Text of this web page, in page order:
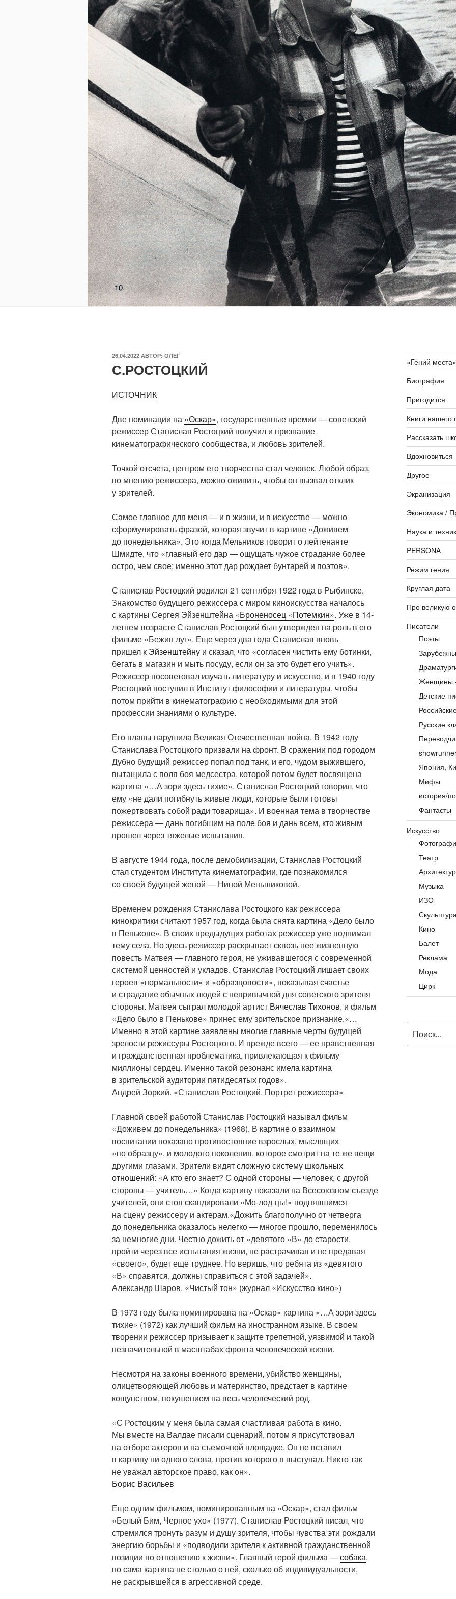
ОПУБЛИКОВАНО
26.04.2022 АВТОР: ОЛЕГ
С.РОСТОЦКИЙ
ИСТОЧНИК
Две номинации на «Оскар», государственные премии — советский
режиссер Станислав Ростоцкий получил и признание
кинематографического сообщества, и любовь зрителей.
Точкой отсчета, центром его творчества стал человек. Любой образ,
по мнению режиссера, можно оживить, чтобы он вызвал отклик
у зрителей.
Самое главное для меня — и в жизни, и в искусстве — можно
сформулировать фразой, которая звучит в картине «Доживем
до понедельника». Это когда Мельников говорит о лейтенанте
Шмидте, что «главный его дар — ощущать чужое страдание более
остро, чем свое; именно этот дар рождает бунтарей и поэтов».
Станислав Ростоцкий родился 21 сентября 1922 года в Рыбинске.
Знакомство будущего режиссера с миром киноискусства началось
с картины Сергея Эйзенштейна «Броненосец «Потемкин». Уже в 14-
летнем возрасте Станислав Ростоцкий был утвержден на роль в его
фильме «Бежин луг». Еще через два года Станислав вновь
пришел к Эйзенштейну и сказал, что «согласен чистить ему ботинки,
бегать в магазин и мыть посуду, если он за это будет его учить».
Режиссер посоветовал изучать литературу и искусство, и в 1940 году
Ростоцкий поступил в Институт философии и литературы, чтобы
потом прийти в кинематографию с необходимыми для этой
профессии знаниями о культуре.
Его планы нарушила Великая Отечественная война. В 1942 году
Станислава Ростоцкого призвали на фронт. В сражении под городом
Дубно будущий режиссер попал под танк, и его, чудом выжившего,
вытащила с поля боя медсестра, которой потом будет посвящена
картина «…А зори здесь тихие». Станислав Ростоцкий говорил, что
ему «не дали погибнуть живые люди, которые были готовы
пожертвовать собой ради товарища». И военная тема в творчестве
режиссера — дань погибшим на поле боя и дань всем, кто живым
прошел через тяжелые испытания.
В августе 1944 года, после демобилизации, Станислав Ростоцкий
стал студентом Института кинематографии, где познакомился
со своей будущей женой — Ниной Меньшиковой.
Временем рождения Станислава Ростоцкого как режиссера
кинокритики считают 1957 год, когда была снята картина «Дело было
в Пенькове». В своих предыдущих работах режиссер уже поднимал
тему села. Но здесь режиссер раскрывает сквозь нее жизненную
повесть Матвея — главного героя, не уживавшегося с современной
системой ценностей и укладов. Станислав Ростоцкий лишает своих
героев «нормальности» и «образцовости», показывая счастье
и страдание обычных людей с непривычной для советского зрителя
стороны. Матвея сыграл молодой артист Вячеслав Тихонов, и фильм
«Дело было в Пенькове» принес ему зрительское признание.«…
Именно в этой картине заявлены многие главные черты будущей
зрелости режиссуры Ростоцкого. И прежде всего — ее нравственная
и гражданственная проблематика, привлекающая к фильму
миллионы сердец. Именно такой резонанс имела картина
в зрительской аудитории пятидесятых годов».
Андрей Зоркий. «Станислав Ростоцкий. Портрет режиссера»
Главной своей работой Станислав Ростоцкий называл фильм
«Доживем до понедельника» (1968). В картине о взаимном
воспитании показано противостояние взрослых, мыслящих
«по образцу», и молодого поколения, которое смотрит на те же вещи
другими глазами. Зрители видятсложную систему школьных
отношений: «А кто его знает? С одной стороны — человек, с другой
стороны — учитель…» Когда картину показали на Всесоюзном съезде
учителей, они стоя скандировали «Мо-лод-цы!» поднявшимся
на сцену режиссеру и актерам.«Дожить благополучно от четверга
до понедельника оказалось нелегко — многое прошло, переменилось
за немногие дни. Честно дожить от «девятого «В» до старости,
пройти через все испытания жизни, не растрачивая и не предавая
«своего», будет еще труднее. Но веришь, что ребята из «девятого
«В» справятся, должны справиться с этой задачей».
Александр Шаров. «Чистый тон» (журнал «Искусство кино»)
В 1973 году была номинирована на «Оскар» картина «…А зори здесь
тихие» (1972) как лучший фильм на иностранном языке. В своем
творении режиссер призывает к защите трепетной, уязвимой и такой
незначительной в масштабах фронта человеческой жизни.
Несмотря на законы военного времени, убийство женщины,
олицетворяющей любовь и материнство, предстает в картине
кощунством, покушением на весь человеческий род.
«С Ростоцким у меня была самая счастливая работа в кино.
Мы вместе на Валдае писали сценарий, потом я присутствовал
на отборе актеров и на съемочной площадке. Он не вставил
в картину ни одного слова, против которого я выступал. Никто так
не уважал авторское право, как он».
Борис Васильев
Еще одним фильмом, номинированным на «Оскар», стал фильм
«Белый Бим, Черное ухо» (1977). Станислав Ростоцкий писал, что
стремился тронуть разум и душу зрителя, чтобы чувства эти рождали
энергию борьбы и «подводили зрителя к активной гражданственной
позиции по отношению к жизни». Главный герой фильма —собака,
но сама картина не столько о ней, сколько об индивидуальности,
не раскрывшейся в агрессивной среде.
«Гений места»
Биография
Пригодится
Книги нашего
Рассказать
Вдохновиться
Другое
Экранизация
Экономика /
Наука и
PERSONA
Режим гения
Круглая дата
Про великую
Писатели
Поэты
Женщины
Детские
Русские
Япония,
Мифы
история/
Фантасты
Искусство
Театр
Музыка
ИЗО
Кино
Балет
Реклама
Мода
Цирк